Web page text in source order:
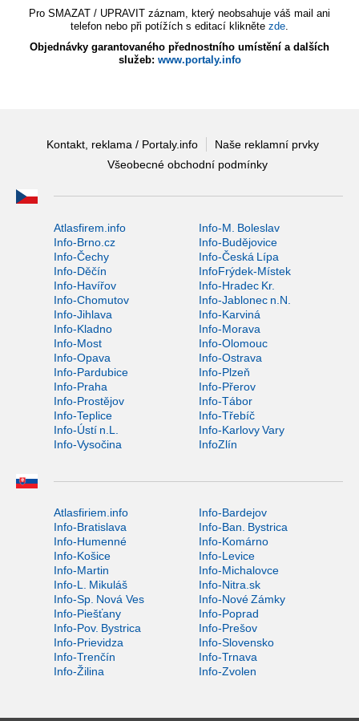
Pro SMAZAT / UPRAVIT záznam, který neobsahuje váš mail ani
telefon nebo při potížích s editací klikněte zde.
Objednávky garantovaného přednostního umístění a dalších
služeb: www.portaly.info
Kontakt, reklama / Portaly.info
Naše reklamní prvky
Všeobecné obchodní podmínky
Atlasfirem.info
Info-M. Boleslav
Info-Brno.cz
Info-Budějovice
Info-Čechy
Info-Česká Lípa
Info-Děčín
InfoFrýdek-Místek
Info-Havířov
Info-Hradec Kr.
Info-Chomutov
Info-Jablonec n.N.
Info-Jihlava
Info-Karviná
Info-Kladno
Info-Morava
Info-Most
Info-Olomouc
Info-Opava
Info-Ostrava
Info-Pardubice
Info-Plzeň
Info-Praha
Info-Přerov
Info-Prostějov
Info-Tábor
Info-Teplice
Info-Třebíč
Info-Ústí n.L.
Info-Karlovy Vary
Info-Vysočina
InfoZlín
Atlasfiriem.info
Info-Bardejov
Info-Bratislava
Info-Ban. Bystrica
Info-Humenné
Info-Komárno
Info-Košice
Info-Levice
Info-Martin
Info-Michalovce
Info-L. Mikuláš
Info-Nitra.sk
Info-Sp. Nová Ves
Info-Nové Zámky
Info-Piešťany
Info-Poprad
Info-Pov. Bystrica
Info-Prešov
Info-Prievidza
Info-Slovensko
Info-Trenčín
Info-Trnava
Info-Žilina
Info-Zvolen